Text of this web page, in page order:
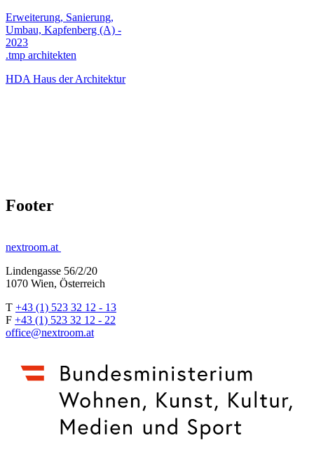
Erweiterung, Sanierung,
Umbau, Kapfenberg (A) -
2023
.tmp architekten
HDA Haus der Architektur
Footer
nextroom.at
Lindengasse 56/2/20
1070 Wien, Österreich
T +43 (1) 523 32 12 - 13
F +43 (1) 523 32 12 - 22
office@nextroom.at